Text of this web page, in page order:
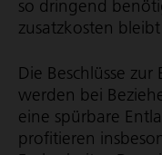
so dringend
zu­satz­kosten
Die Beschlüsse
werden bei
eine spürbare
profitieren